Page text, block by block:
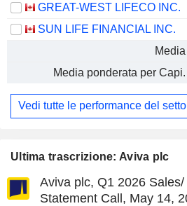
Ultima trascrizione: Aviva plc
Aviva plc, Q1 2026 Sales/
Statement Call, May 14,
GREAT-WEST LIFECO INC.
SUN LIFE FINANCIAL INC.
Media
Media ponderata per Capi.
Vedi tutte le performance del